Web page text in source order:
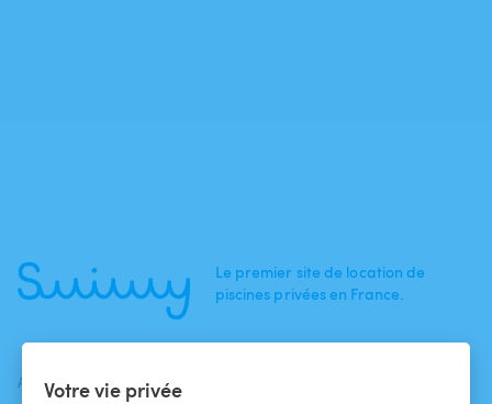
Votre vie privée
Le premier site de location de
piscines privées en France.
ACTUALITÉS